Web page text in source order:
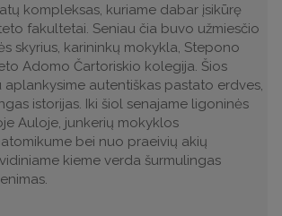
kompleksas, kuriame dabar įsikūrę
fakultetai. Seniau čia buvo užmiesčio
skyrius, karininkų mokykla, Stepono
Adomo Čartoriskio kolegija. Šios
aplankysime autentiškas pastato erdves,
istorijas. Iki šiol senajame ligoninės
Auloje, junkerių mokyklos
bei nuo praeivių akių
kieme verda šurmulingas